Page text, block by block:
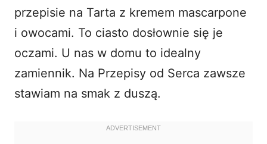
przepisie na Tarta z kremem mascarpone
i owocami. To ciasto dosłownie się je
oczami. U nas w domu to idealny
zamiennik. Na Przepisy od Serca zawsze
stawiam na smak z duszą.